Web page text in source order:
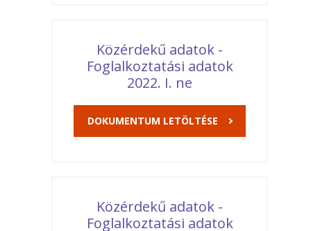
Közérdekű adatok -
Foglalkoztatási adatok
2022. I. ne
DOKUMENTUM LETÖLTÉSE
Közérdekű adatok -
Foglalkoztatási adatok